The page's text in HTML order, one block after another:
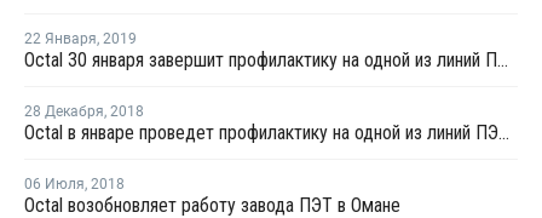
22 Января, 2019
Octal 30 января завершит профилактику на одной из линий ПЭТ в Омане
28 Декабря, 2018
Octal в январе проведет профилактику на одной из линий ПЭТ в Омане
06 Июля, 2018
Octal возобновляет работу завода ПЭТ в Омане